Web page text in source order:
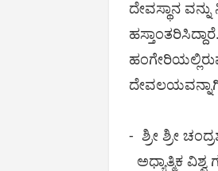
ದೇವಸ್ಥಾನ
- ಶ್ರೀ ಶ್ರೀ
ಅಧ್ಯಾತ್ಮಿಕ ವಿಶ್ವ